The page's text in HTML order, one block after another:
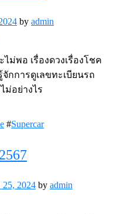
by admin
ม่พอ เรื่องดวงเรื่องโชค
กการดูเลขทะเบียนรถ
ม่อย่างไร
#Supercar
2024 by admin